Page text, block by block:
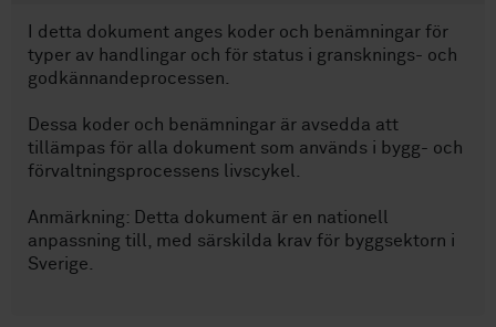
I detta dokument anges koder och benämningar för
typer av handlingar och för status i gransknings- och
godkännandeprocessen.
Dessa koder och benämningar är avsedda att
tillämpas för alla dokument som används i bygg- och
förvaltningsprocessens livscykel.
Anmärkning: Detta dokument är en nationell
anpassning till, med särskilda krav för byggsektorn i
Sverige.